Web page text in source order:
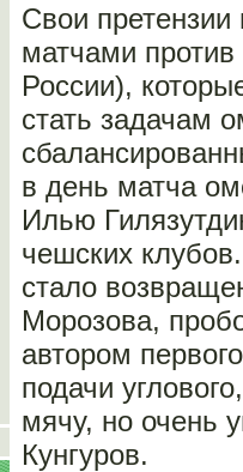
Свои
матчами против
России),
стать задачам
в день матча
Илью
чешских
стало
Морозова,
автором
подачи
мячу, но очень
Кунгуров.